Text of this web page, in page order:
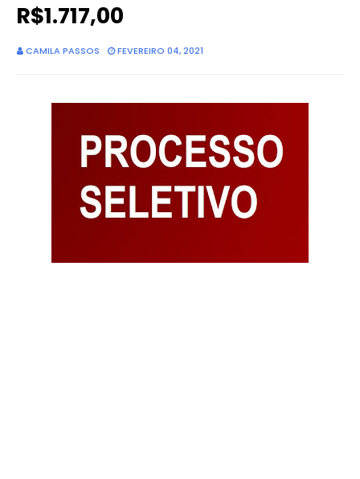
R$1.717,00
CAMILA PASSOS FEVEREIRO 04, 2021